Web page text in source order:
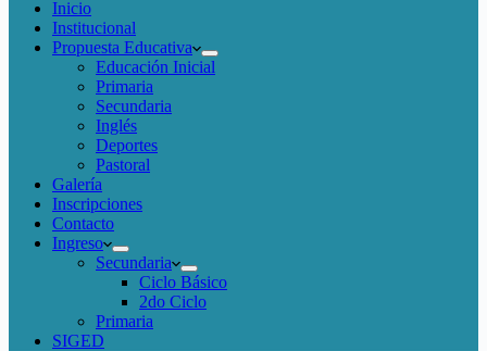
Inicio
Institucional
Propuesta Educativa
Educación Inicial
Primaria
Secundaria
Inglés
Deportes
Pastoral
Galería
Inscripciones
Contacto
Ingreso
Secundaria
Ciclo Básico
2do Ciclo
Primaria
SIGED